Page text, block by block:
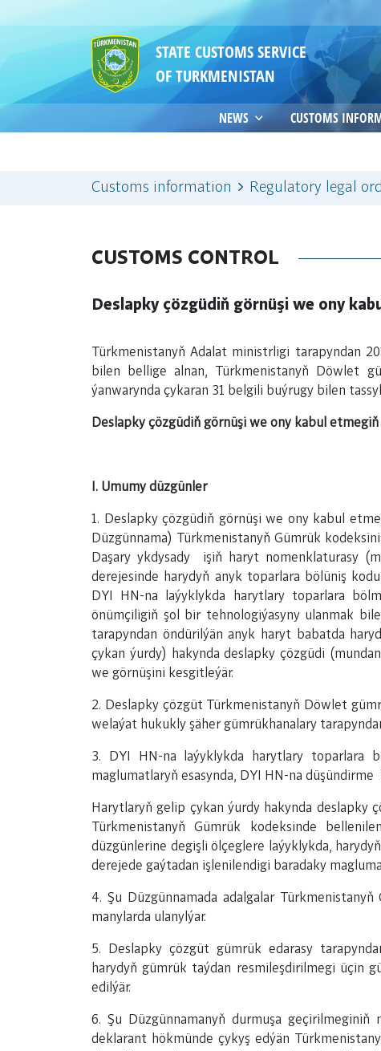
STATE CUSTOMS SERVICE
OF TURKMENISTAN
NEWS CUSTOMS
Customs information Regulatory legal
CUSTOMS CONTROL
Deslapky çözgüdiň görnüşi we ony
Türkmenistanyň Adalat ministrligi tarapyndan
bilen bellige alnan, Türkmenistanyň Döwlet
ýanwarynda çykaran 31 belgili buýrugy bilen
Deslapky çözgüdiň görnüşi we ony kabul
I. Umumy düzgünler
1. Deslapky çözgüdiň görnüşi we ony kabul
Düzgünnama) Türkmenistanyň Gümrük
Daşary ykdysady işiň haryt nomenklaturasy
derejesinde harydyň anyk toparlara bölüniş
DYI HN-na laýyklykda harytlary toparlara
önümçiligiň şol bir tehnologiýasyny ulanmak
tarapyndan öndürilýän anyk haryt babatda
çykan ýurdy) hakynda deslapky çözgüdi
we görnüşini kesgitleýär.
2. Deslapky çözgüt Türkmenistanyň Döwlet
welaýat hukukly şäher gümrükhanalary
3. DYI HN-na laýyklykda harytlary toparlara
maglumatlaryň esasynda, DYI HN-na
Harytlaryň gelip çykan ýurdy hakynda deslapky
Türkmenistanyň Gümrük kodeksinde
düzgünlerine degişli ölçeglere laýyklykda,
derejede gaýtadan işlenilendigi baradaky
4. Şu Düzgünnamada adalgalar
manylarda ulanylýar.
5. Deslapky çözgüt gümrük edarasy
harydyň gümrük taýdan resmileşdirilmegi üçin
edilýär.
6. Şu Düzgünnamanyň durmuşa geçirilmeginiň
deklarant hökmünde çykyş edýän